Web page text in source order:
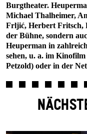
Burgtheater.
Michael Thalheimer,
Frljić, Herbert Fritsch,
der Bühne, sondern
Heuperman in
sehen, u. a. im Kinofilm
Petzold) oder in der